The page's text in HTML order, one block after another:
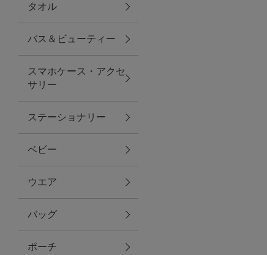
キッチン・ダイニング
ダイニング
キッチン
ファブリック
グリーン
バス＆ビューティー
タオル
バス＆ビューティー
スマホケース・アクセ
サリー
ステーショナリー
ベビー
ウエア
バッグ
ポーチ